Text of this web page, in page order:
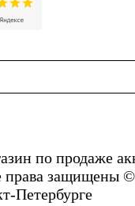
по продаже
права защищены
Петербурге